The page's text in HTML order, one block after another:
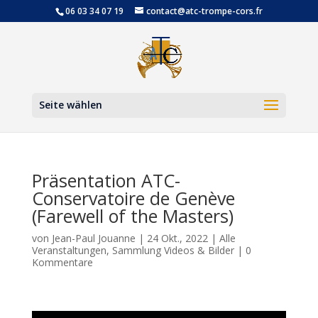
06 03 34 07 19 contact@atc-trompe-cors.fr
Seite wählen
Präsentation ATC-
Conservatoire de Genève
(Farewell of the Masters)
von Jean-Paul Jouanne | 24 Okt., 2022| Alle
Veranstaltungen, Sammlung Videos & Bilder| 0
Kommentare